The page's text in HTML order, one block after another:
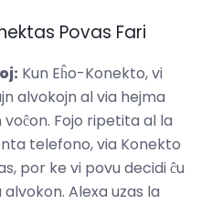
Povas Fari
Kun Eĥo-Konekto, vi
alvokojn al via hejma
Fojo ripetita al la
telefono, via Konekto
por ke vi povu decidi ĉu
Alexa uzas la